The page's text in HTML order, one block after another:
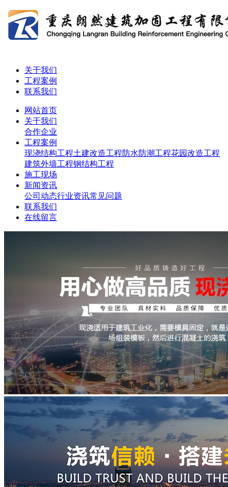
关于我们
工程案例
联系我们
网站首页
关于我们
合作企业
工程案例
现浇结构工程土建改造工程防水防潮工程花园改造工程
建筑外墙工程钢结构工程
施工现场
新闻资讯
公司动态行业资讯常见问题
联系我们
在线留言